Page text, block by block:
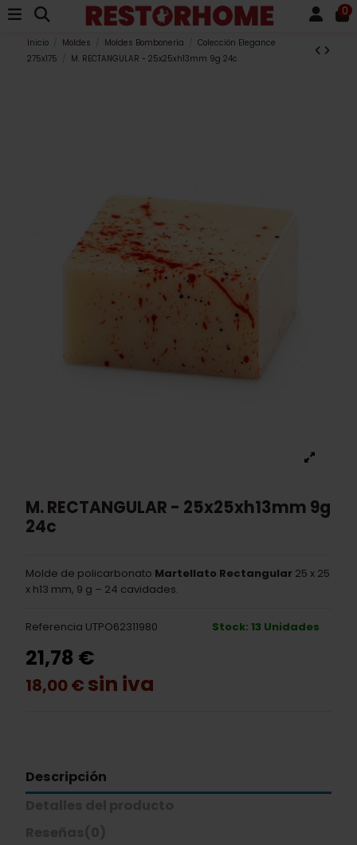
0
Inicio Moldes Moldes Bombonería
Colección Elegance
275x175
M. RECTANGULAR - 25x25xh13mm 9g 24c
M. RECTANGULAR - 25x25xh13mm 9g
24c
Molde de policarbonato Martellato Rectangular 25 x 25
x h13 mm, 9 g – 24 cavidades.
Referencia UTPO62311980 Stock: 13 Unidades
21,78 €
18,00 € sin iva
Descripción